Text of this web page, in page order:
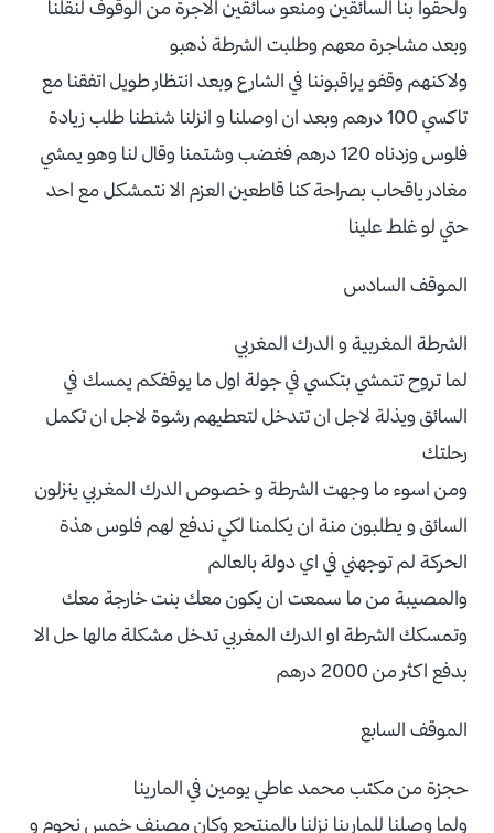
ولحقوا بنا السائقين ومنعو سائقين الاجرة من الوقوف لنقلنا
وبعد مشاجرة معهم وطلبت الشرطة ذهبو
ولاكنهم وقفو يراقبوننا في الشارع وبعد انتظار طويل اتفقنا مع
تاكسي 100 درهم وبعد ان اوصلنا و انزلنا شنطنا طلب زيادة
فلوس وزدناه 120 درهم فغضب وشتمنا وقال لنا وهو يمشي
مغادر ياقحاب بصراحة كنا قاطعين العزم الا نتمشكل مع احد
حتي لو غلط علينا
الموقف السادس
الشرطة المغربية و الدرك المغربي
لما تروح تتمشي بتكسي في جولة اول ما يوقفكم يمسك في
السائق ويذلة لاجل ان تتدخل لتعطيهم رشوة لاجل ان تكمل
رحلتك
ومن اسوء ما وجهت الشرطة و خصوص الدرك المغربي ينزلون
السائق و يطلبون منة ان يكلمنا لكي ندفع لهم فلوس هذة
الحركة لم توجهني في اي دولة بالعالم
والمصيبة من ما سمعت ان يكون معك بنت خارجة معك
وتمسكك الشرطة او الدرك المغربي تدخل مشكلة مالها حل الا
بدفع اكثر من 2000 درهم
الموقف السابع
حجزة من مكتب محمد عاطي يومين في المارينا
ولما وصلنا للمارينا نزلنا بالمنتجع وكان مصنف خمس نجوم و